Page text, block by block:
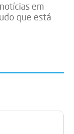
em
que está